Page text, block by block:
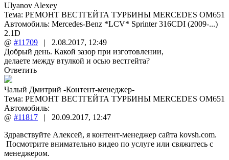
Ulyanov Alexey
Тема: РЕМОНТ ВЕСТГЕЙТА ТУРБИНЫ MERCEDES OM651
Автомобиль: Mercedes-Benz *LCV* Sprinter 316CDI (2009-...)
2.1D
@ #11709 | 2.08.2017, 12:49
Добрый день. Какой зазор при изготовлении,
делаете между втулкой и осью вестгейта?
Ответить
Чалый Дмитрий -Контент-менеджер-
Тема: РЕМОНТ ВЕСТГЕЙТА ТУРБИНЫ MERCEDES OM651
Автомобиль:
@ #11817 | 20.09.2017, 12:47
Здравствуйте Алексей, я контент-менеджер сайта kovsh.com.
Посмотрите внимательно видео по услуге или свяжитесь с
менеджером.